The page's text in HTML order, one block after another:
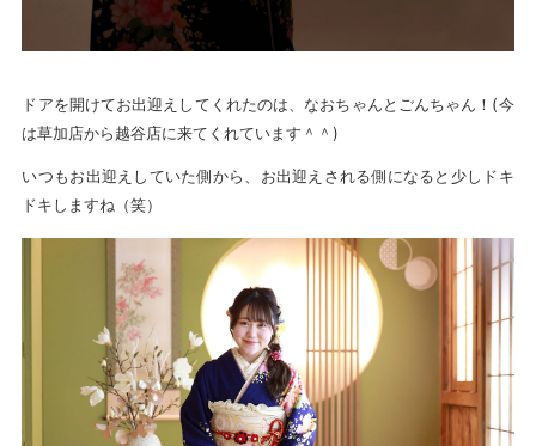
ドアを開けてお出迎えしてくれたのは、なおちゃんとごんちゃん！(今
は草加店から越谷店に来てくれています＾＾)
いつもお出迎えしていた側から、お出迎えされる側になると少しドキ
ドキしますね（笑）